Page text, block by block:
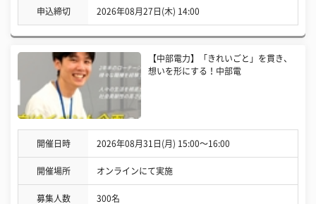
申込締切 2026年08月27日(木) 14:00
【中部電力】「きれいごと」を貫き、
想いを形にする！中部電
開催日時 2026年08月31日(月) 15:00〜16:00
開催場所 オンラインにて実施
募集人数 300名